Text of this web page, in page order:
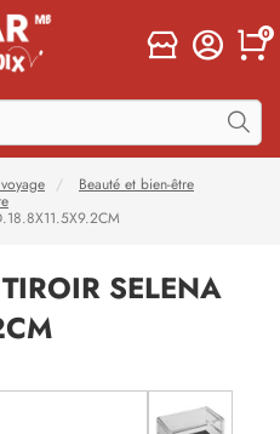
0
Beauté et bien-être
SELENA